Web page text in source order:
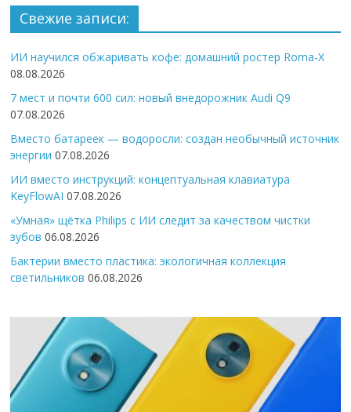
Свежие записи:
ИИ научился обжаривать кофе: домашний ростер Roma-X
08.08.2026
7 мест и почти 600 сил: новый внедорожник Audi Q9
07.08.2026
Вместо батареек — водоросли: создан необычный источник
энергии 07.08.2026
ИИ вместо инструкций: концептуальная клавиатура
KeyFlowAI 07.08.2026
«Умная» щётка Philips с ИИ следит за качеством чистки
зубов 06.08.2026
Бактерии вместо пластика: экологичная коллекция
светильников 06.08.2026